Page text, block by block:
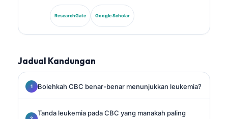
penyelidikan biomarker. Bekas Presiden Persatuan
Kimia Klinikal Jerman, beliau pakar dalam analisis
panel diagnostik, penyeragaman biomarker, dan
ResearchGate Google Scholar
Jadual Kandungan
Bolehkah CBC benar-benar menunjukkan leukemia?
Tanda leukemia pada CBC yang manakah paling